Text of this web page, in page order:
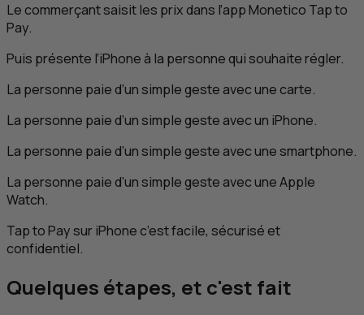
Le commerçant saisit les prix dans l’app Monetico Tap to
Pay.
Puis présente l’iPhone à la personne qui souhaite régler.
La personne paie d’un simple geste avec une carte.
La personne paie d’un simple geste avec un iPhone.
La personne paie d’un simple geste avec une smartphone.
La personne paie d’un simple geste avec une Apple
Watch.
Tap to Pay sur iPhone c’est facile, sécurisé et
confidentiel.
Quelques étapes, et c'est fait